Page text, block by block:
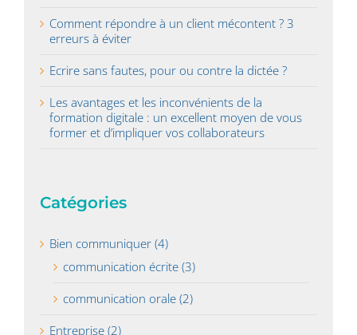
Comment répondre à un client mécontent ? 3
erreurs à éviter
Ecrire sans fautes, pour ou contre la dictée ?
Les avantages et les inconvénients de la
formation digitale : un excellent moyen de vous
former et d’impliquer vos collaborateurs
Catégories
Bien communiquer (4)
communication écrite (3)
communication orale (2)
Entreprise (2)